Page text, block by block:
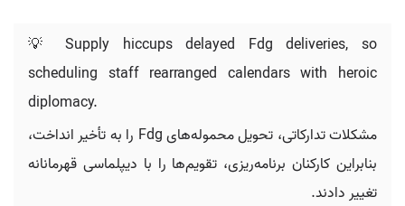
💡 Supply hiccups delayed Fdg deliveries, so
scheduling staff rearranged calendars with heroic
diplomacy.
مشکلات تدارکاتی، تحویل محموله‌های Fdg را به تأخیر انداخت،
بنابراین کارکنان برنامه‌ریزی، تقویم‌ها را با دیپلماسی قهرمانانه
تغییر دادند.